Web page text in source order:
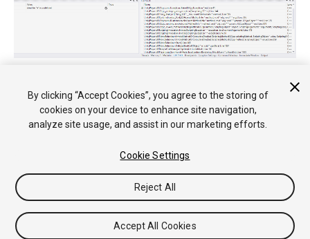
• 2017–05–16 Page amended with noeditorial review
Tutoriales
Respuestas de la Comunidad
Base de
Conocimientos
Foros Asset Store (Tienda de Assets/Paquetes)
By clicking “Accept Cookies”, you agree to the storing of
cookies on your device to enhance site navigation,
analyze site usage, and assist in our marketing efforts.
Cookie Settings
Reject All
Accept All Cookies